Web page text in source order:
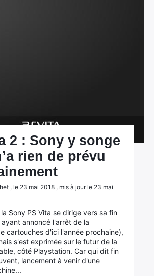
2 : Sony y songe
rien de prévu
, le 23 mai 2018 , mis à jour le 23 mai
Sony PS Vita se dirige vers sa fin
annoncé l'arrêt de la
cartouches d'ici l'année prochaine),
s'est exprimée sur le futur de la
côté Playstation. Car qui dit fin
lancement à venir d'une